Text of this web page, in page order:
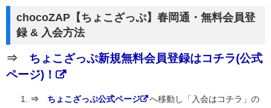
chocoZAP【ちょこざっぷ】春岡通・無料会員登
録 & 入会方法
⇒ ちょこざっぷ新規無料会員登録はコチラ(公式
ページ)！
⇒ ちょこざっぷ公式ページ
へ移動し「入会はコチラ」の